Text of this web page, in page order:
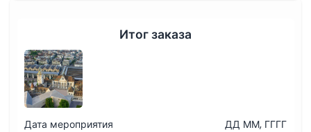
Вещи, которые нужно знать
Местоположение
Как добраться туда
Итог заказа
Дата мероприятия
ДД ММ, ГГГГ